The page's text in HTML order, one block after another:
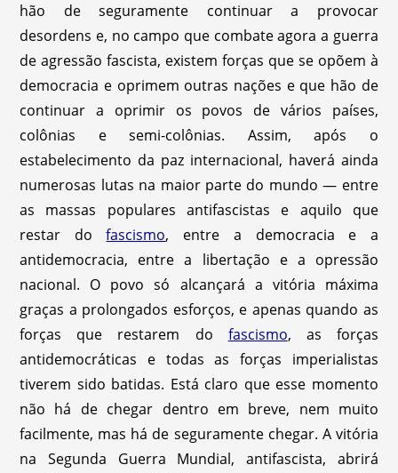
hão de seguramente continuar a provocar
desordens e, no campo que combate agora a guerra
de agressão fascista, existem forças que se opõem à
democracia e oprimem outras nações e que hão de
continuar a oprimir os povos de vários países,
colônias e semi-colônias. Assim, após o
estabelecimento da paz internacional, haverá ainda
numerosas lutas na maior parte do mundo — entre
as massas populares antifascistas e aquilo que
restar dofascismo, entre a democracia e a
antidemocracia, entre a libertação e a opressão
nacional. O povo só alcançará a vitória máxima
graças a prolongados esforços, e apenas quando as
forças que restarem do fascismo, as forças
antidemocráticas e todas as forças imperialistas
tiverem sido batidas. Está claro que esse momento
não há de chegar dentro em breve, nem muito
facilmente, mas há de seguramente chegar. A vitória
na Segunda Guerra Mundial, antifascista, abrirá